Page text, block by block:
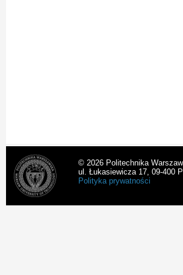
© 2026 Politechnika
ul. Łukasiewicza 17, 09-400
Polityka prywatności